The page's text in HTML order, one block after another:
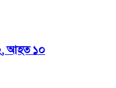
২, আহত ১০